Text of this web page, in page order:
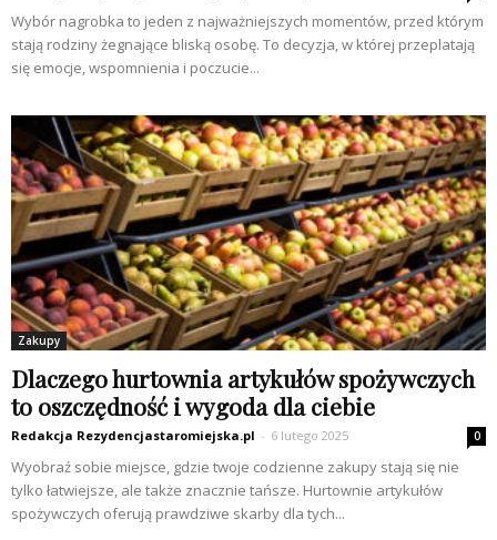
Wybór nagrobka to jeden z najważniejszych momentów, przed którym
stają rodziny żegnające bliską osobę. To decyzja, w której przeplatają
się emocje, wspomnienia i poczucie...
Zakupy
Dlaczego hurtownia artykułów spożywczych
to oszczędność i wygoda dla ciebie
Redakcja Rezydencjastaromiejska.pl - 6 lutego 2025 0
Wyobraź sobie miejsce, gdzie twoje codzienne zakupy stają się nie
tylko łatwiejsze, ale także znacznie tańsze. Hurtownie artykułów
spożywczych oferują prawdziwe skarby dla tych...